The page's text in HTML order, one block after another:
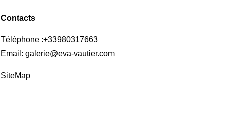
Contacts
Téléphone :+33980317663
Email: galerie@eva-vautier.com
SiteMap